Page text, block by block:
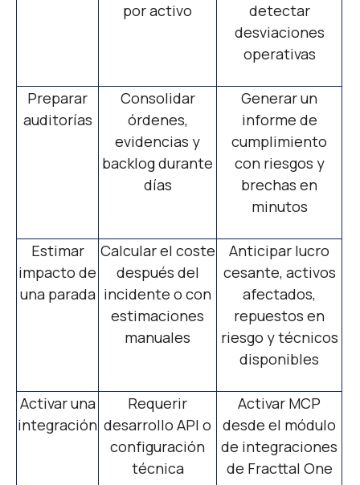
por activo
detectar
desviaciones
operativas
Preparar
auditorías
Consolidar
órdenes,
evidencias y
backlog durante
días
Generar un
informe de
cumplimiento
con riesgos y
brechas en
minutos
Estimar
impacto de
una parada
Calcular el coste
después del
incidente o con
estimaciones
manuales
Anticipar lucro
cesante, activos
afectados,
repuestos en
riesgo y técnicos
disponibles
Activar una
integración
Requerir
desarrollo API o
configuración
técnica
Activar MCP
desde el módulo
de integraciones
de Fracttal One